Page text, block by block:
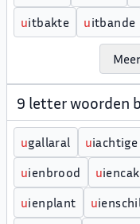
uitbakte uitbande
9 letter woorden
ugallaral uiachtige
uienbrood u
uienplant u